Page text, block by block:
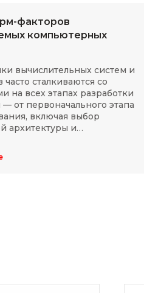
факторов
компьютерных
вычислительных систем и
часто сталкиваются со
на всех этапах разработки
от первоначального этапа
включая выбор
архитектуры и
массового производства.